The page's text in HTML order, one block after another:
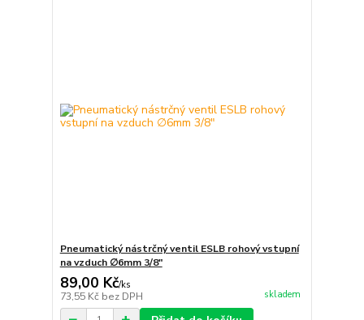
Pneumatický nástrčný ventil ESLB rohový vstupní
na vzduch ∅6mm 3/8"
89,00 Kč/ks
73,55 Kč bez DPH skladem